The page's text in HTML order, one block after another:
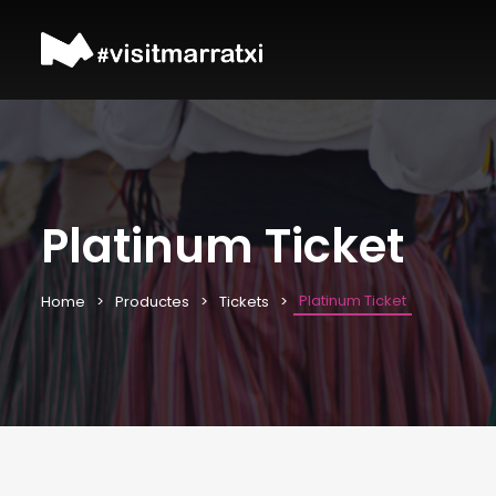
Platinum Ticket
Home Productes Tickets Platinum Ticket